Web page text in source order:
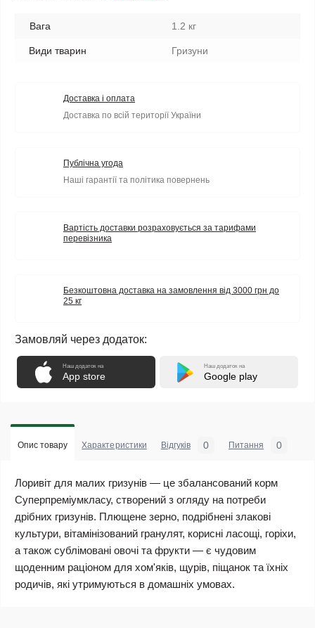
Вага 1.2 кг
Види тварин Гризуни
Доставка і оплата
Доставка по всій території України
Публічна угода
Наші гарантії та політика повернень
Вартість доставки розраховується за тарифами
перевізника
Безкоштовна доставка на замовлення від 3000 грн до
25 кг
Замовляй через додаток:
Наш додаток на
App store
Наш додаток на
Google play
Опис товару Характеристики Відгуків 0 Питання 0
Лоривіт для малих гризунів — це збалансований корм
Суперпреміумкласу, створений з огляду на потреби
дрібних гризунів. Плющене зерно, подрібнені злакові
культури, вітамінізований гранулят, корисні ласощі, горіхи,
а також сублімовані овочі та фрукти — є чудовим
щоденним раціоном для хом'яків, щурів, піщанок та їхніх
родичів, які утримуються в домашніх умовах.